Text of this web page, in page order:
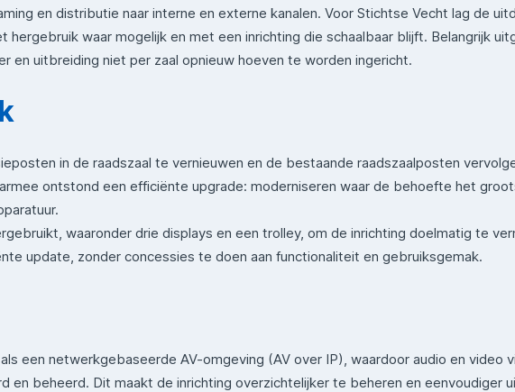
en distributie naar interne en externe kanalen. Voor Stichtse Vecht lag de
hergebruik waar mogelijk en met een inrichting die schaalbaar blijft. Belangrijk
en uitbreiding niet per zaal opnieuw hoeven te worden ingericht.
in de raadszaal te vernieuwen en de bestaande raadszaalposten
ontstond een efficiënte upgrade: moderniseren waar de behoefte het
waaronder drie displays en een trolley, om de inrichting doelmatig te
update, zonder concessies te doen aan functionaliteit en gebruiksgemak.
een netwerkgebaseerde AV-omgeving (AV over IP), waardoor audio en video
en beheerd. Dit maakt de inrichting overzichtelijker te beheren en eenvoudiger